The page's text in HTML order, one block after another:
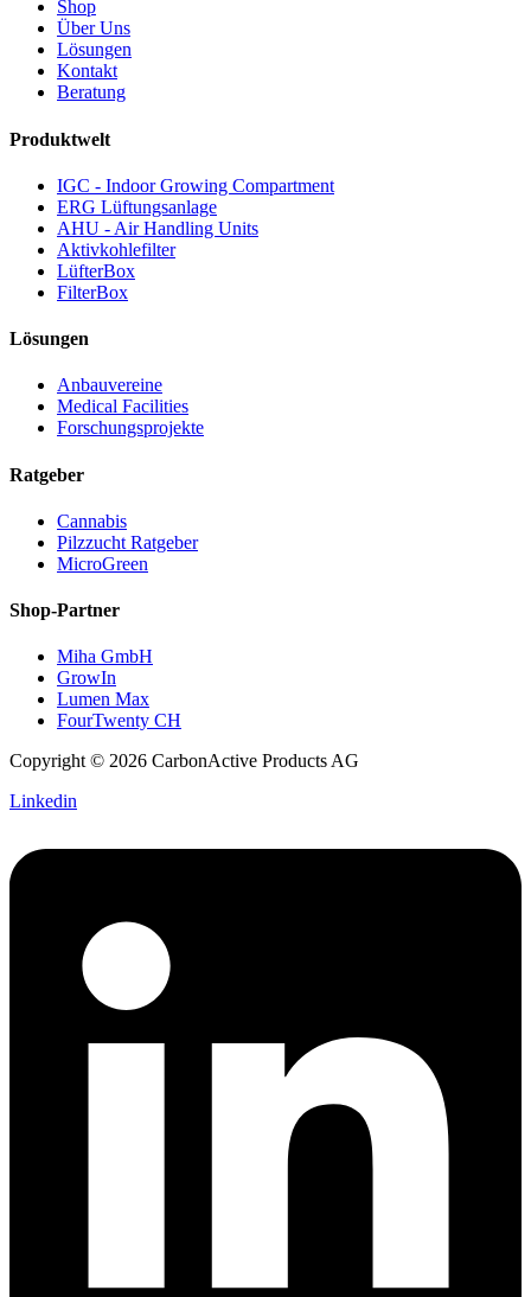
Shop
Über Uns
Lösungen
Kontakt
Beratung
Produktwelt
IGC - Indoor Growing Compartment
ERG Lüftungsanlage
AHU - Air Handling Units
Aktivkohlefilter
LüfterBox
FilterBox
Lösungen
Anbauvereine
Medical Facilities
Forschungsprojekte
Ratgeber
Cannabis
Pilzzucht Ratgeber
MicroGreen
Shop-Partner
Miha GmbH
GrowIn
Lumen Max
FourTwenty CH
Copyright © 2026 CarbonActive Products AG
Linkedin